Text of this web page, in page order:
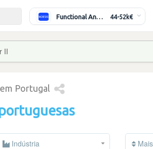
Functional Analyst (Banking) 44-52k€
II
Portugal
Indústria